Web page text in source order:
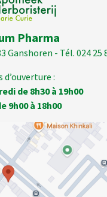
Pharma
Ganshoren - Tél. 024 25
d’ouverture :
de 8h30 à 19h00
9h00 à 18h00